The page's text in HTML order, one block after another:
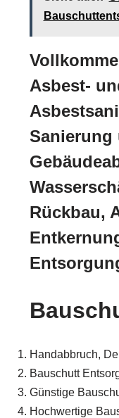
Asbest-
Sanierung
Rückbau,
Handabbruch,
Bauschutt
Günstige
Hochwertige